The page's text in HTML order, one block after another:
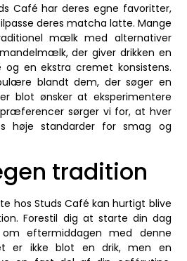
Café har deres egne favoritter,
deres matcha latte. Mange
mælk med alternativer
der giver drikken en
og en ekstra cremet konsistens.
blandt dem, der søger en
blot ønsker at eksperimentere
sørger vi for, at hver
høje standarder for smag og
tradition
hos Studs Café kan hurtigt blive
Forestil dig at starte din dag
eftermiddagen med denne
er ikke blot en drik, men en